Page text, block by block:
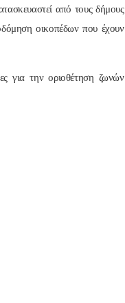
από τους δήμους
οικοπέδων που έχουν
για την οριοθέτηση ζωνών